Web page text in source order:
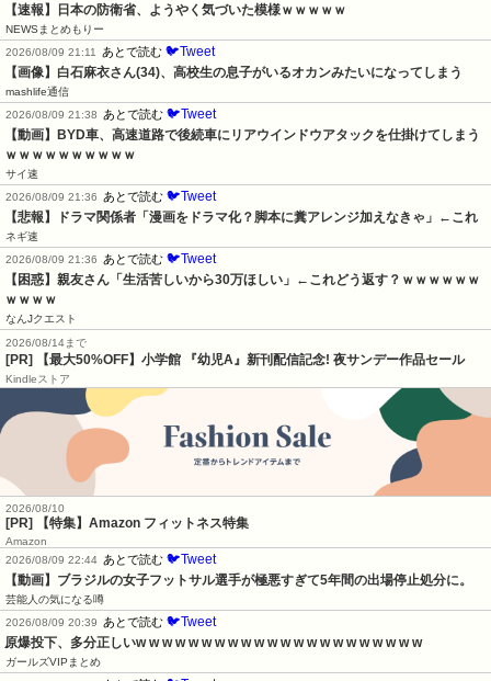
【速報】日本の防衛省、ようやく気づいた模様ｗｗｗｗｗ
NEWSまとめもりー
2026/08/09 21:11
あとで読む 🐦Tweet
【画像】白石麻衣さん(34)、高校生の息子がいるオカンみたいになってしまう
mashlife通信
2026/08/09 21:38
あとで読む 🐦Tweet
【動画】BYD車、高速道路で後続車にリアウインドウアタックを仕掛けてしまう
ｗｗｗｗｗｗｗｗｗｗ
サイ速
2026/08/09 21:36
あとで読む 🐦Tweet
【悲報】ドラマ関係者「漫画をドラマ化？脚本に糞アレンジ加えなきゃ」←これ
ネギ速
2026/08/09 21:36
あとで読む 🐦Tweet
【困惑】親友さん「生活苦しいから30万ほしい」←これどう返す？ｗｗｗｗｗｗ
ｗｗｗｗ
なんJクエスト
2026/08/14まで
[PR] 【最大50%OFF】小学館 『幼児A』新刊配信記念! 夜サンデー作品セール
Kindleストア
2026/08/10
[PR] 【特集】Amazon フィットネス特集
Amazon
2026/08/09 22:44 あとで読む 🐦Tweet
【動画】ブラジルの女子フットサル選手が極悪すぎて5年間の出場停止処分に。
芸能人の気になる噂
2026/08/09 20:39
あとで読む 🐦Tweet
原爆投下、多分正しいw w w w w w w w w w w w w w w w w w w w w w
ガールズVIPまとめ